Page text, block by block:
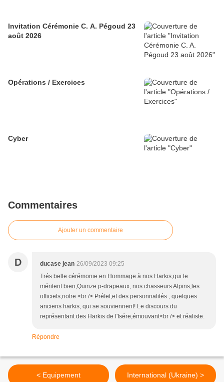
Invitation Cérémonie C. A. Pégoud 23
août 2026
Opérations / Exercices
Cyber
Commentaires
Ajouter un commentaire
D ducase jean 26/09/2023 09:25
Trés belle cérémonie en Hommage à nos Harkis,qui le
méritent bien,Quinze p-drapeaux, nos chasseurs Alpins,les
officiels,notre <br /> Préfet,et des personnalités , quelques
anciens harkis, qui se souviennent! Le discours du
représentant des Harkis de l'Isére,émouvant<br /> et réaliste.
Répondre
< Equipement International (Ukraine) >